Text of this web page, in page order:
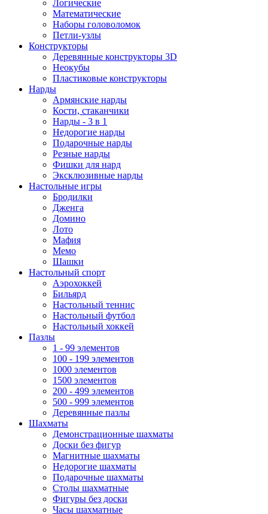
Логические
Математические
Наборы головоломок
Петли-узлы
Конструкторы
Деревянные конструкторы 3D
Неокубы
Пластиковые конструкторы
Нарды
Армянские нарды
Кости, стаканчики
Нарды - 3 в 1
Недорогие нарды
Подарочные нарды
Резные нарды
Фишки для нард
Эксклюзивные нарды
Настольные игры
Бродилки
Дженга
Домино
Лото
Мафия
Мемо
Шашки
Настольный спорт
Аэрохоккей
Бильярд
Настольный теннис
Настольный футбол
Настольный хоккей
Пазлы
1 - 99 элементов
100 - 199 элементов
1000 элементов
1500 элементов
200 - 499 элементов
500 - 999 элементов
Деревянные пазлы
Шахматы
Демонстрационные шахматы
Доски без фигур
Магнитные шахматы
Недорогие шахматы
Подарочные шахматы
Столы шахматные
Фигуры без доски
Часы шахматные